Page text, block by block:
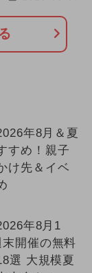
年8月＆夏
すめ！親子
け先＆イベ
年8月1
末開催の無料
選 大規模夏